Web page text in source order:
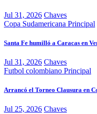
Jul 31, 2026 Chaves
Copa Sudamericana Principal
Santa Fe humilló a Caracas en
Jul 31, 2026 Chaves
Futbol colombiano Principal
Arrancó el Torneo Clausura en
Jul 25, 2026 Chaves